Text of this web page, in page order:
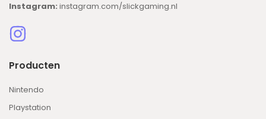
Instagram: instagram.com/slickgaming.nl
Producten
Nintendo
Playstation